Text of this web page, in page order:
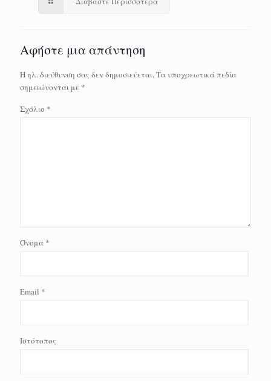
Αφήστε μια απάντηση
Η ηλ. διεύθυνση σας δεν δημοσιεύεται.Τα υποχρεωτικά πεδία
σημειώνονται με *
Σχόλιο *
Όνομα *
Email *
Ιστότοπος